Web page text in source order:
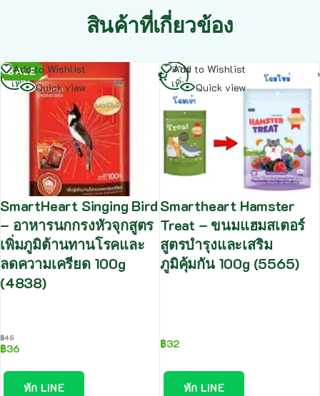
สินค้าที่เกี่ยวข้อง
SALE
Add to Wishlist
Quick view
SmartHeart Singing Bird
– อาหารนกกรงหัวจุกสูตร
เพิ่มภูมิต้านทานโรคและ
ลดความเครียด 100g
(4838)
฿45
฿36
ทัก LINE
อ่าน
เพิ่ม
Add to Wishlist
Quick view
Smartheart Hamster
Treat – ขนมแฮมสเตอร์
สูตรบำรุงและเสริม
ภูมิคุ้มกัน 100g (5565)
฿32
ทัก LINE
อ่าน
เพิ่ม